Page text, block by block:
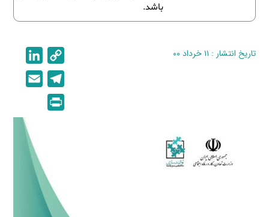
باشد.
تاریخ انتشار : ۱۱ خرداد ۰۰
o
p
y
k
i
n
e
d
e
l
a
m
i
t